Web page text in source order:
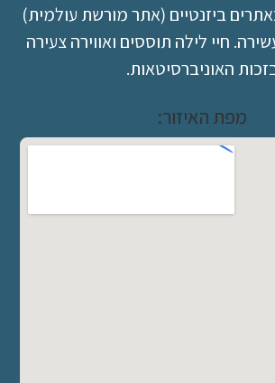
ביזנטיים (אתר מורשת עולמית)
חיי לילה תוססים ואווירה צעירה
האוניברסיטאות.
מפת האיזור: